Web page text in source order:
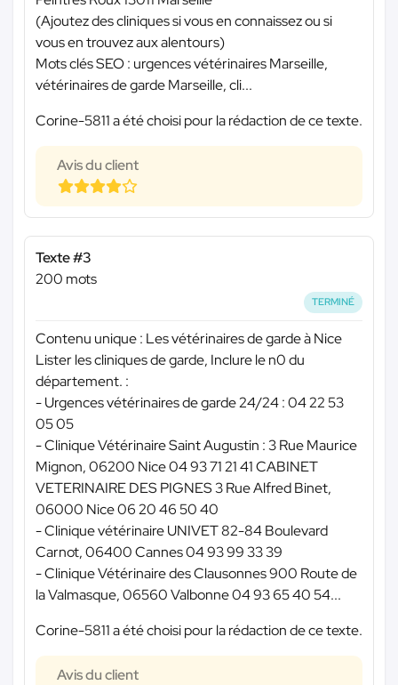
(Ajoutez des cliniques si vous en connaissez ou si
vous en trouvez aux alentours)
Mots clés SEO : urgences vétérinaires Marseille,
vétérinaires de garde Marseille, cli...
Corine-5811 a été choisi pour la rédaction de ce texte.
Avis du client
Texte #3
200 mots
TERMINÉ
Contenu unique : Les vétérinaires de garde à Nice
Lister les cliniques de garde, Inclure le n0 du
département. :
- Urgences vétérinaires de garde 24/24 : 04 22 53
05 05
- Clinique Vétérinaire Saint Augustin : 3 Rue Maurice
Mignon, 06200 Nice 04 93 71 21 41 CABINET
VETERINAIRE DES PIGNES 3 Rue Alfred Binet,
06000 Nice 06 20 46 50 40
- Clinique vétérinaire UNIVET 82-84 Boulevard
Carnot, 06400 Cannes 04 93 99 33 39
- Clinique Vétérinaire des Clausonnes 900 Route de
la Valmasque, 06560 Valbonne 04 93 65 40 54...
Corine-5811 a été choisi pour la rédaction de ce texte.
Avis du client